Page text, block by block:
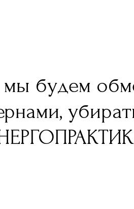
будем